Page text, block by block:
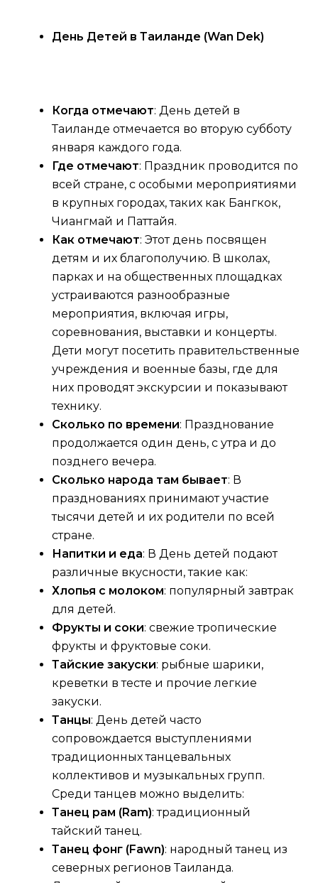
День Детей в Таиланде (Wan Dek)
Когда отмечают: День детей в
Таиланде отмечается во вторую субботу
января каждого года.
Где отмечают: Праздник проводится по
всей стране, с особыми мероприятиями
в крупных городах, таких как Бангкок,
Чиангмай и Паттайя.
Как отмечают: Этот день посвящен
детям и их благополучию. В школах,
парках и на общественных площадках
устраиваются разнообразные
мероприятия, включая игры,
соревнования, выставки и концерты.
Дети могут посетить правительственные
учреждения и военные базы, где для
них проводят экскурсии и показывают
технику.
Сколько по времени: Празднование
продолжается один день, с утра и до
позднего вечера.
Сколько народа там бывает: В
празднованиях принимают участие
тысячи детей и их родители по всей
стране.
Напитки и еда: В День детей подают
различные вкусности, такие как:
Хлопья с молоком: популярный завтрак
для детей.
Фрукты и соки: свежие тропические
фрукты и фруктовые соки.
Тайские закуски: рыбные шарики,
креветки в тесте и прочие легкие
закуски.
Танцы: День детей часто
сопровождается выступлениями
традиционных танцевальных
коллективов и музыкальных групп.
Среди танцев можно выделить:
Танец рам (Ram): традиционный
тайский танец.
Танец фонг (Fawn): народный танец из
северных регионов Таиланда.